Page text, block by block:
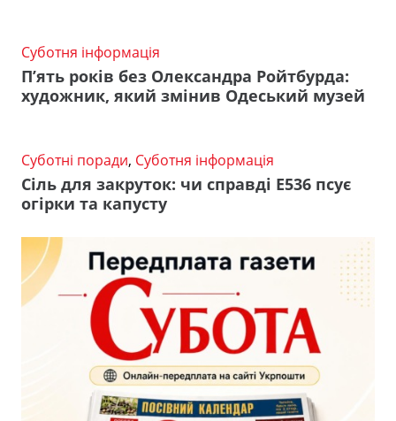
Суботня інформація
П’ять років без Олександра Ройтбурда:
художник, який змінив Одеський музей
Суботні поради, Суботня інформація
Сіль для закруток: чи справді Е536 псує
огірки та капусту